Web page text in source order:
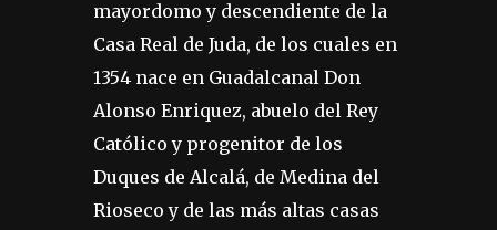
mayordomo y descendiente de la
Casa Real de Juda, de los cuales en
1354 nace en Guadalcanal Don
Alonso Enriquez, abuelo del Rey
Católico y progenitor de los
Duques de Alcalá, de Medina del
Rioseco y de las más altas casas